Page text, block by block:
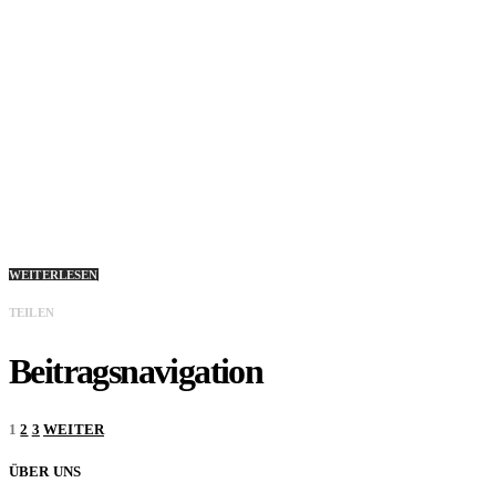
WEITERLESEN
TEILEN
Beitragsnavigation
1 2 3 WEITER
ÜBER UNS